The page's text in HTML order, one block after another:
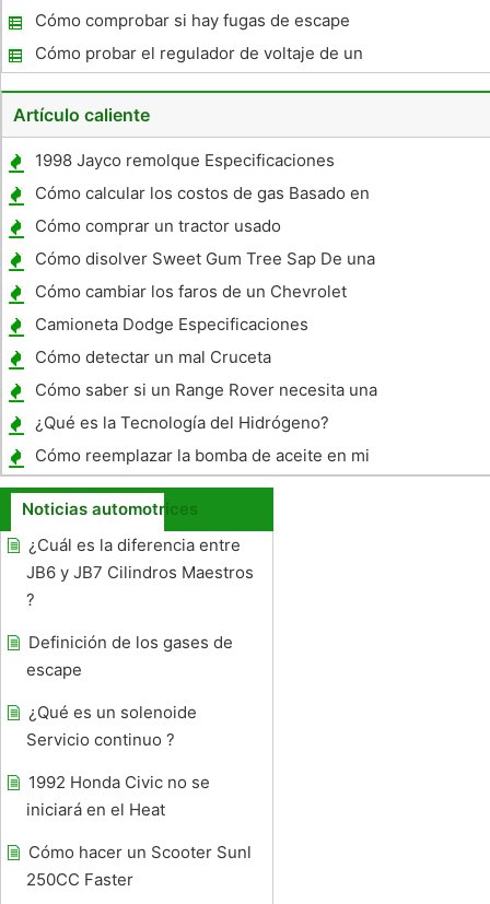
de Ubicación
Cómo comprobar si hay fugas de escape
Cómo probar el regulador de voltaje de un
alternador
Artículo caliente
1998 Jayco remolque Especificaciones
Cómo calcular los costos de gas Basado en
millas por galón
Cómo comprar un tractor usado
Cómo disolver Sweet Gum Tree Sap De una
Finish Auto
Cómo cambiar los faros de un Chevrolet
Lumina
Camioneta Dodge Especificaciones
Camiones
Cómo detectar un mal Cruceta
Cómo saber si un Range Rover necesita una
batería nueva
¿Qué es la Tecnología del Hidrógeno?
Cómo reemplazar la bomba de aceite en mi
Volvo S70
Noticias automotrices
¿Cuál es la diferencia entre
JB6 y JB7 Cilindros Maestros
?
Definición de los gases de
escape
¿Qué es un solenoide
Servicio continuo ?
1992 Honda Civic no se
iniciará en el Heat
Cómo hacer un Scooter Sunl
250CC Faster